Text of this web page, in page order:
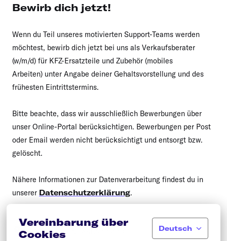
Vereinbarung über
Cookies
Deutsch
Bewirb dich jetzt!
Wenn du Teil unseres motivierten Support-Teams werden
möchtest, bewirb dich jetzt bei uns als Verkaufsberater
(w/m/d) für KFZ-Ersatzteile und Zubehör (mobiles
Arbeiten) unter Angabe deiner Gehaltsvorstellung und des
frühesten Eintrittstermins.
Bitte beachte, dass wir ausschließlich Bewerbungen über
unser Online-Portal berücksichtigen. Bewerbungen per Post
oder Email werden nicht berücksichtigt und entsorgt bzw.
gelöscht.
Nähere Informationen zur Datenverarbeitung findest du in
unserer Datenschutzerklärung.
Berlin, Berlin Deutschland